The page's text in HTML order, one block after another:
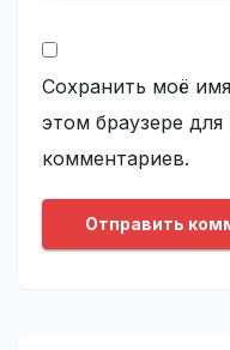
Сохранить моё
этом браузере
комментариев.